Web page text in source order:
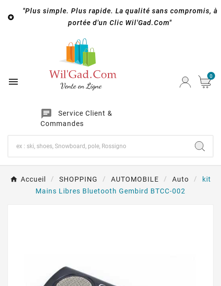

"Plus simple. Plus rapide. La qualité sans compromis, à
portée d'un Clic Wil'Gad.Com"

chat
Service Client &
Commandes
0
Accueil SHOPPING AUTOMOBILE Auto
kit
Mains Libres Bluetooth Gembird BTCC-002